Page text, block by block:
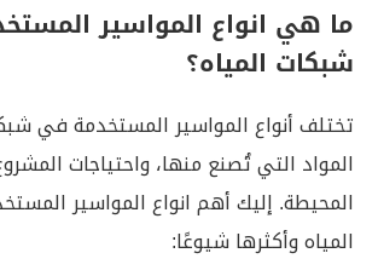
ما هي انواع المواسير
شبكات المياه؟
تختلف أنواع المواسير المستخدمة في
المواد التي تُصنع منها، واحتياجات
المحيطة. إليك أهم انواع المواسير
المياه وأكثرها شيوعًا: